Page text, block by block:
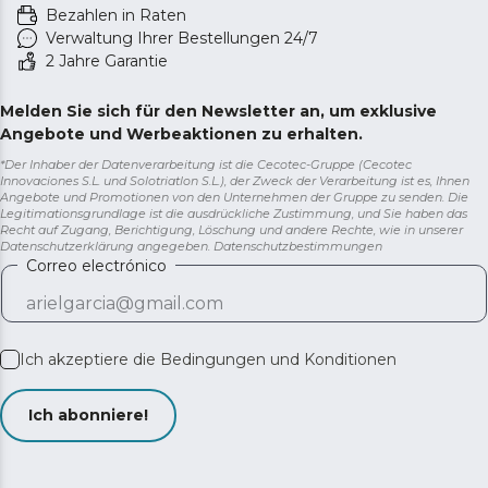
Bezahlen in Raten
Verwaltung Ihrer Bestellungen 24/7
2 Jahre Garantie
Melden Sie sich für den Newsletter an, um exklusive
Angebote und Werbeaktionen zu erhalten.
*Der Inhaber der Datenverarbeitung ist die Cecotec-Gruppe (Cecotec
Innovaciones S.L. und Solotriatlon S.L.), der Zweck der Verarbeitung ist es, Ihnen
Angebote und Promotionen von den Unternehmen der Gruppe zu senden. Die
Legitimationsgrundlage ist die ausdrückliche Zustimmung, und Sie haben das
Recht auf Zugang, Berichtigung, Löschung und andere Rechte, wie in unserer
Datenschutzerklärung angegeben. Datenschutzbestimmungen
Correo electrónico
Ich akzeptiere die Bedingungen und Konditionen
Ich abonniere!